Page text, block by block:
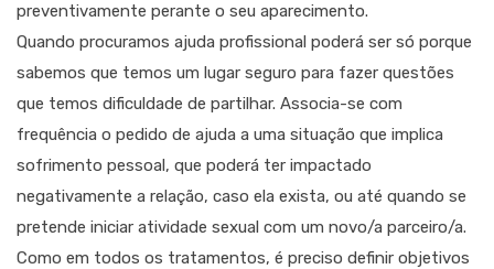
preventivamente perante o seu aparecimento.
Quando procuramos ajuda profissional poderá ser só porque
sabemos que temos um lugar seguro para fazer questões
que temos dificuldade de partilhar. Associa-se com
frequência o pedido de ajuda a uma situação que implica
sofrimento pessoal, que poderá ter impactado
negativamente a relação, caso ela exista, ou até quando se
pretende iniciar atividade sexual com um novo/a parceiro/a.
Como em todos os tratamentos, é preciso definir objetivos